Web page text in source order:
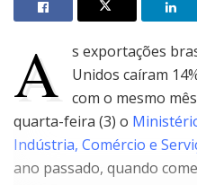
A
s exportações
Unidos caíram
com o mesmo
quarta-feira (3) o
Indústria, Comércio e
ano passado, quando